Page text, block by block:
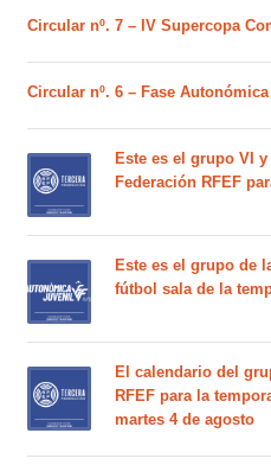
Circular nº. 7 – IV Supercopa
Circular nº. 6 – Fase
Este es el grupo VI
Federación RFEF
Este es el grupo de
fútbol sala de la
El calendario del
RFEF para la
martes 4 de agosto